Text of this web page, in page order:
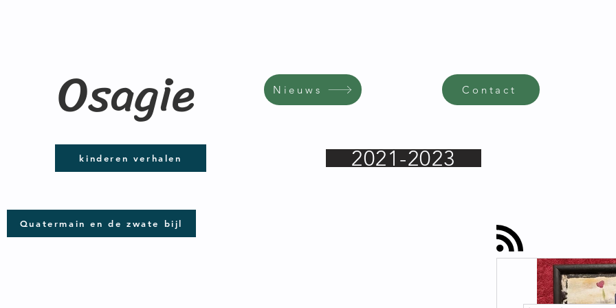
Osagie
kinderen verhalen
Quatermain en de zwate bijl
Nieuws Contact
2021-2023